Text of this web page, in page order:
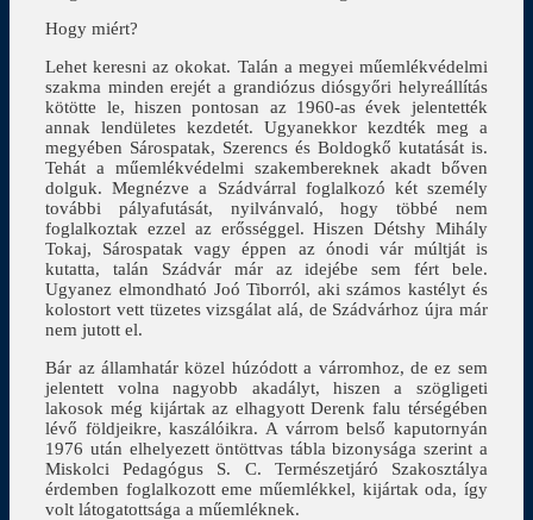
Hogy miért?
Lehet keresni az okokat. Talán a megyei műemlékvédelmi
szakma minden erejét a grandiózus diósgyőri helyreállítás
kötötte le, hiszen pontosan az 1960-as évek jelentették
annak lendületes kezdetét. Ugyanekkor kezdték meg a
megyében Sárospatak, Szerencs és Boldogkő kutatását is.
Tehát a műemlékvédelmi szakembereknek akadt bőven
dolguk. Megnézve a Szádvárral foglalkozó két személy
további pályafutását, nyilvánvaló, hogy többé nem
foglalkoztak ezzel az erősséggel. Hiszen Détshy Mihály
Tokaj, Sárospatak vagy éppen az ónodi vár múltját is
kutatta, talán Szádvár már az idejébe sem fért bele.
Ugyanez elmondható Joó Tiborról, aki számos kastélyt és
kolostort vett tüzetes vizsgálat alá, de Szádvárhoz újra már
nem jutott el.
Bár az államhatár közel húzódott a várromhoz, de ez sem
jelentett volna nagyobb akadályt, hiszen a szögligeti
lakosok még kijártak az elhagyott Derenk falu térségében
lévő földjeikre, kaszálóikra. A várrom belső kaputornyán
1976 után elhelyezett öntöttvas tábla bizonysága szerint a
Miskolci Pedagógus S. C. Természetjáró Szakosztálya
érdemben foglalkozott eme műemlékkel, kijártak oda, így
volt látogatottsága a műemléknek.